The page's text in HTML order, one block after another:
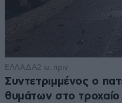
ΕΛΛΑΔΑ2 ω. πριν
Συντετριμμένος ο
θυμάτων στο